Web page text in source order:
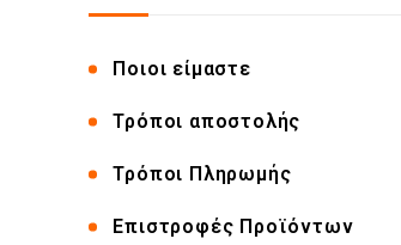
Ποιοι είμαστε
Τρόποι αποστολής
Τρόποι Πληρωμής
Επιστροφές Προϊόντων